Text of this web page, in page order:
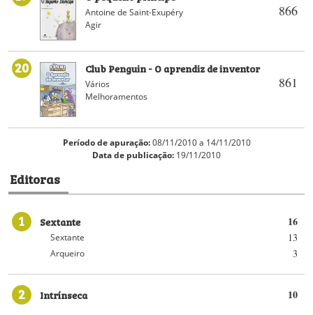
866
Antoine de Saint-Exupéry
Agir
20
861
Club Penguin - O aprendiz de inventor
Vários
Melhoramentos
Período de apuração:08/11/2010 a 14/11/2010
Data de publicação: 19/11/2010
Editoras
1 16
Sextante
13
Sextante
3
Arqueiro
2 10
Intrínseca